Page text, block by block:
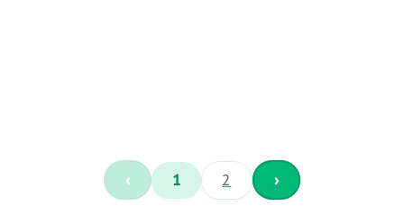
‹ 1 2 ›